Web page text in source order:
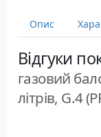
Опис
Відгуки
газовий
літрів, G.4